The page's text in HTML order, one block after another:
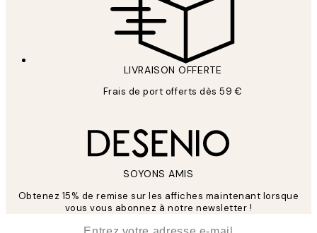
LIVRAISON OFFERTE
Frais de port offerts dès 59 €
SOYONS AMIS
Obtenez 15% de remise sur les affiches maintenant lorsque
vous vous abonnez à notre newsletter !